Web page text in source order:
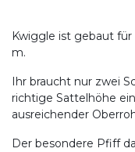
Kwiggle ist gebaut für
m.
Ihr braucht nur zwei
richtige Sattelhöhe
ausreichender
Der besondere Pfiff